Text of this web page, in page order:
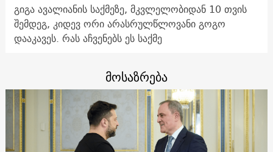
გიგა ავალიანის საქმეზე, მკვლელობიდან 10 თვის
შემდეგ, კიდევ ორი არასრულწლოვანი გოგო
დააკავეს. რას აჩვენებს ეს საქმე
მოსაზრება